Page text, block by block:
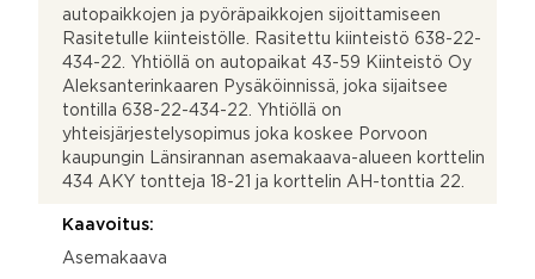
autopaikkojen ja pyöräpaikkojen sijoittamiseen
Rasitetulle kiinteistölle. Rasitettu kiinteistö 638-22-
434-22. Yhtiöllä on autopaikat 43-59 Kiinteistö Oy
Aleksanterinkaaren Pysäköinnissä, joka sijaitsee
tontilla 638-22-434-22. Yhtiöllä on
yhteisjärjestelysopimus joka koskee Porvoon
kaupungin Länsirannan asemakaava-alueen korttelin
434 AKY tontteja 18-21 ja korttelin AH-tonttia 22.
Kaavoitus:
Asemakaava